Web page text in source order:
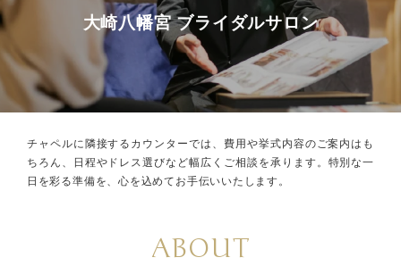
大崎八幡宮 ブライダルサロン
チャペルに隣接するカウンターでは、 費用や挙式内容のご案内はも
ちろん、
日程やドレス選びなど幅広くご相談を承ります。 特別な一
日を彩る準備を、心を込めてお手伝いいたします。
ABOUT